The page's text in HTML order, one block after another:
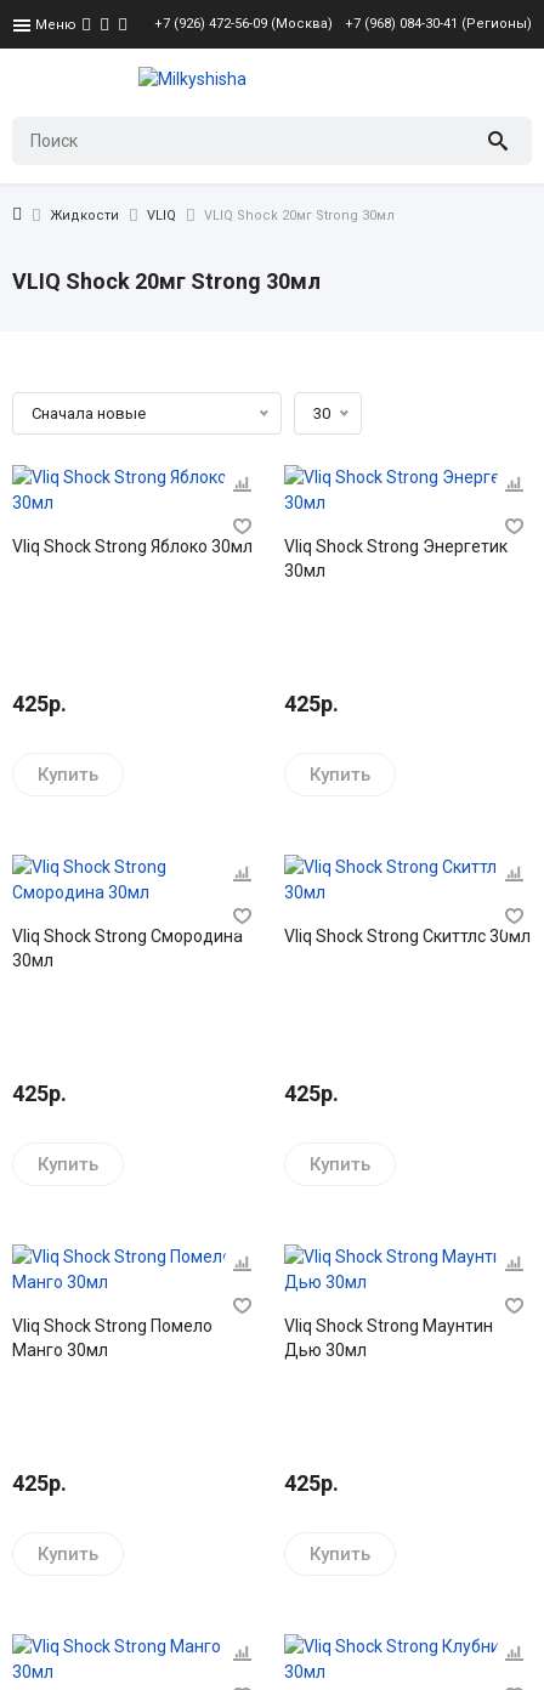
Меню +7 (926) 472-56-09 (Москва) +7 (968) 084-30-41 (Регионы)
Жидкости VLIQ VLIQ Shock 20мг Strong 30мл
VLIQ Shock 20мг Strong 30мл
Сначала новые 30
Vliq Shock Strong Яблоко 30мл
425р.
Купить
Vliq Shock Strong Энергетик
30мл
425р.
Купить
Vliq Shock Strong Смородина
30мл
425р.
Купить
Vliq Shock Strong Скиттлс 30мл
425р.
Купить
Vliq Shock Strong Помело
Манго 30мл
425р.
Купить
Vliq Shock Strong Маунтин
Дью 30мл
425р.
Купить